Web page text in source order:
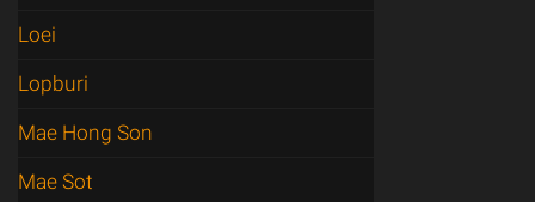
Loei
Lopburi
Mae Hong Son
Mae Sot